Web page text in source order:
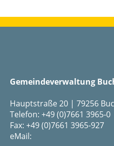
Gemeindeverwaltung
Hauptstraße 20 | 79256
Telefon: +49 (0)7661 3965-0
Fax: +49 (0)7661 3965-927
eMail: